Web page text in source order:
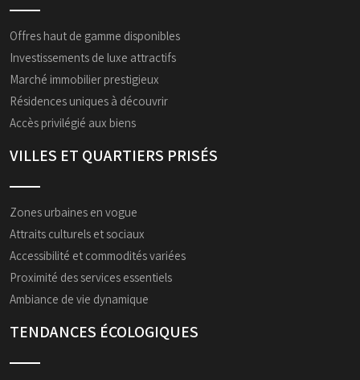
Offres haut de gamme disponibles
Investissements de luxe attractifs
Marché immobilier prestigieux
Résidences uniques à découvrir
Accès privilégié aux biens
VILLES ET QUARTIERS PRISÉS
Zones urbaines en vogue
Attraits culturels et sociaux
Accessibilité et commodités variées
Proximité des services essentiels
Ambiance de vie dynamique
TENDANCES ÉCOLOGIQUES